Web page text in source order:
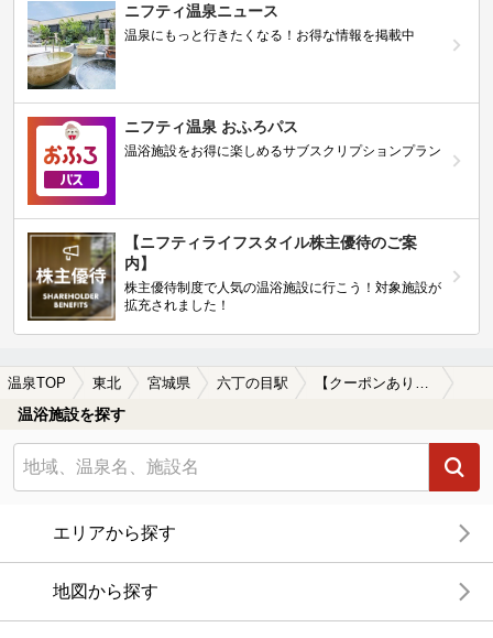
ニフティ温泉ニュース
温泉にもっと行きたくなる！お得な情報を掲載中
ニフティ温泉 おふろパス
温浴施設をお得に楽しめるサブスクリプションプラン
【ニフティライフスタイル株主優待のご案
内】
株主優待制度で人気の温浴施設に行こう！対象施設が
拡充されました！
温泉TOP 東北 宮城県 六丁の目駅
温浴施設を探す
エリアから探す
地図から探す